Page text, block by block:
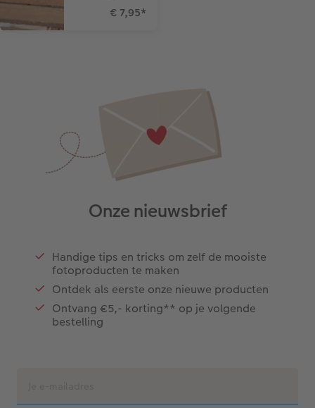
€ 7,95*
Onze nieuwsbrief
Handige tips en tricks om zelf de mooiste
fotoproducten te maken
Ontdek als eerste onze nieuwe producten
Ontvang €5,- korting** op je volgende
bestelling